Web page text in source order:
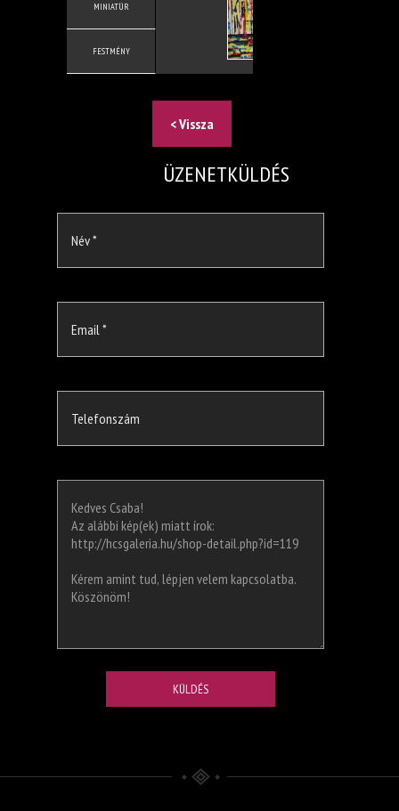
MINIATÜR
FESTMÉNY
X
< Vissza
ÜZENETKÜLDÉS